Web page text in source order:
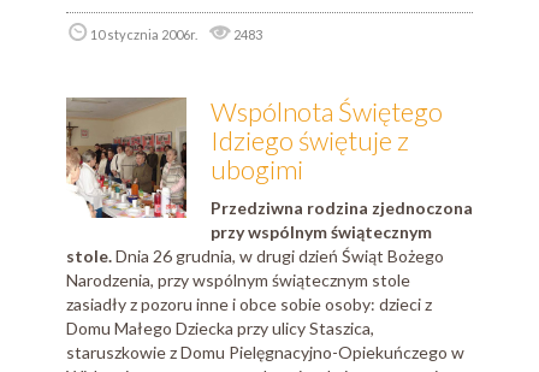
10 stycznia 2006r. 2483
Wspólnota Świętego
Idziego świętuje z
ubogimi
Przedziwna rodzina zjednoczona
przy wspólnym świątecznym
stole.Dnia 26 grudnia, w drugi dzień Świąt Bożego
Narodzenia, przy wspólnym świątecznym stole
zasiadły z pozoru inne i obce sobie osoby: dzieci z
Domu Małego Dziecka przy ulicy Staszica,
staruszkowie z Domu Pielęgnacyjno-Opiekuńczego w